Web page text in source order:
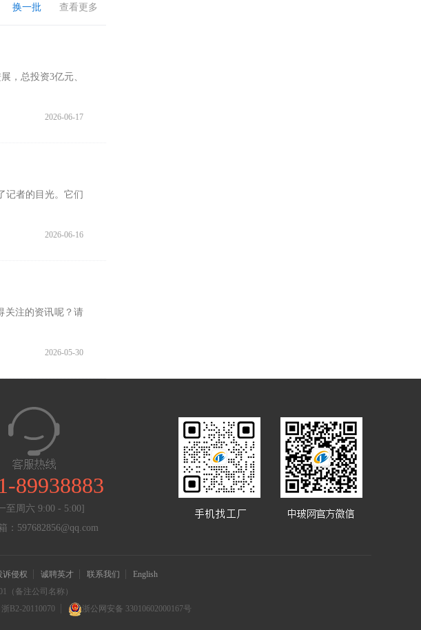
查看更多
换一批
，总投资3亿元、
2026-06-17
记者的目光。它们
2026-06-16
关注的资讯呢？请
2026-05-30
89938883
至周六 9:00 - 5:00]
：597682856@qq.com
诉侵权 诚聘英才 联系我们
English
（备注公司名称）
B2-20110070 浙公网安备 33010602000167号